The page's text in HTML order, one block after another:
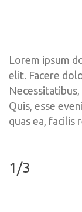
Lorem ipsum
elit. Facere
Quis, esse
quas ea, facilis
1/3